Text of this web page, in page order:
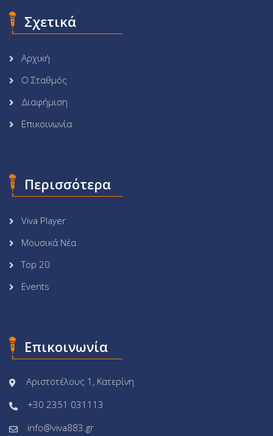
Σχετικά
Αρχική
Ο Σταθμός
Διαφήμιση
Επικοινωνία
Περισσότερα
Viva Player
Μουσικά Νέα
Top 20
Events
Επικοινωνία
Αριστοτέλους 1, Κατερίνη
+30 2351 031113
info@viva883.gr